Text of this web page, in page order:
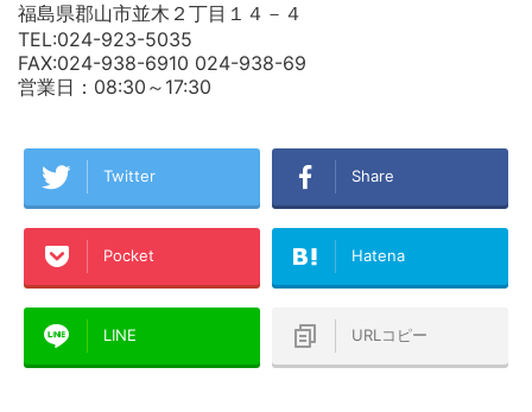
福島県郡山市並木２丁目１４－４
TEL:024-923-5035
FAX:024-938-6910 024-938-69
営業日：08:30～17:30
Twitter Share
Pocket Hatena
LINE URLコピー